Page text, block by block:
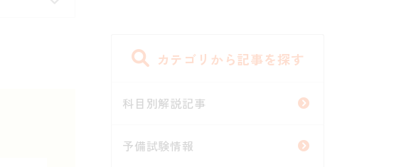
カテゴリから記事を探す
科目別解説記事
予備試験情報